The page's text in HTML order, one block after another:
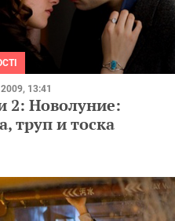
13:41
2: Новолуние:
труп и тоска